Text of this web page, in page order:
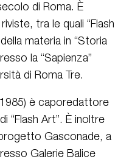
di Roma. È
tra le quali “Flash
materia in “Storia
la “Sapienza”
di Roma Tre.
è caporedattore
“Flash Art”. È inoltre
Gasconade, a
Galerie Balice